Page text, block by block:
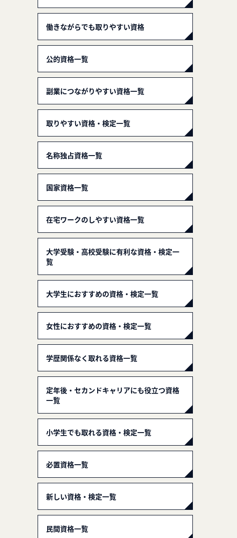
働きながらでも取りやすい資格
公的資格一覧
副業につながりやすい資格一覧
取りやすい資格・検定一覧
名称独占資格一覧
国家資格一覧
在宅ワークのしやすい資格一覧
大学受験・高校受験に有利な資格・検定一
覧
大学生におすすめの資格・検定一覧
女性におすすめの資格・検定一覧
学歴関係なく取れる資格一覧
定年後・セカンドキャリアにも役立つ資格
一覧
小学生でも取れる資格・検定一覧
必置資格一覧
新しい資格・検定一覧
民間資格一覧